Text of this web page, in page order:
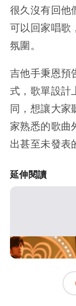
很久沒有回他
可以回家唱歌
氛圍。
吉他手秉恩預
式，歌單設計
同，想讓大家
家熟悉的歌曲
出甚至未發表
延伸閱讀